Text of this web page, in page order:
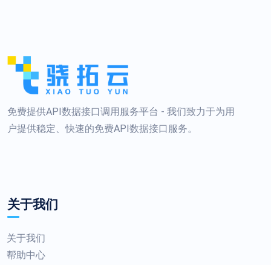
免费提供API数据接口调用服务平台 - 我们致力于为用
户提供稳定、快速的免费API数据接口服务。
关于我们
关于我们
帮助中心